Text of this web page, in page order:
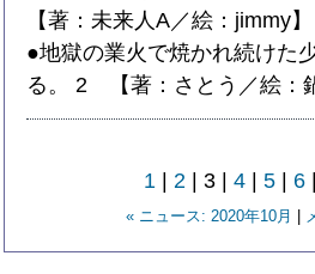
【著：未来人A／絵：jimmy】
●地獄の業火で焼かれ続けた
る。 2 【著：さとう／絵
1 | 2 | 3 | 4| 5| 6
« ニュース: 2020年10月 |